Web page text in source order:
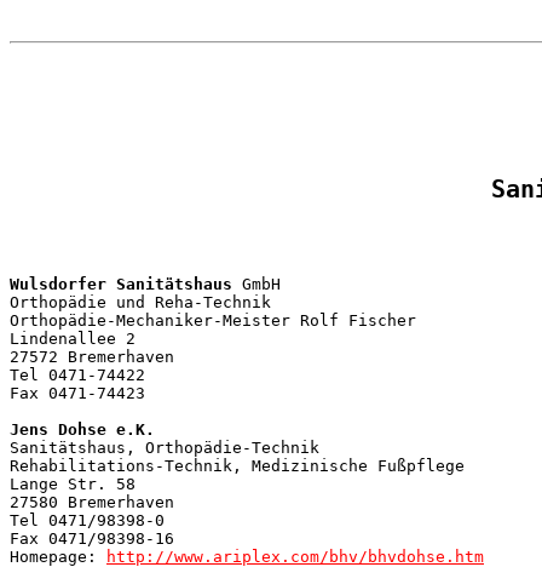
Wulsdorfer Sanitätshaus GmbH
Orthopädie und Reha-Technik
Orthopädie-Mechaniker-Meister Rolf Fischer
Lindenallee 2
27572 Bremerhaven
Tel 0471-74422
Fax 0471-74423
Jens Dohse e.K.
Sanitätshaus, Orthopädie-Technik
Rehabilitations-Technik, Medizinische Fußpflege
Lange Str. 58
27580 Bremerhaven
Tel 0471/98398-0
Fax 0471/98398-16
Homepage:
http://www.ariplex.com/bhv/bhvdohse.htm